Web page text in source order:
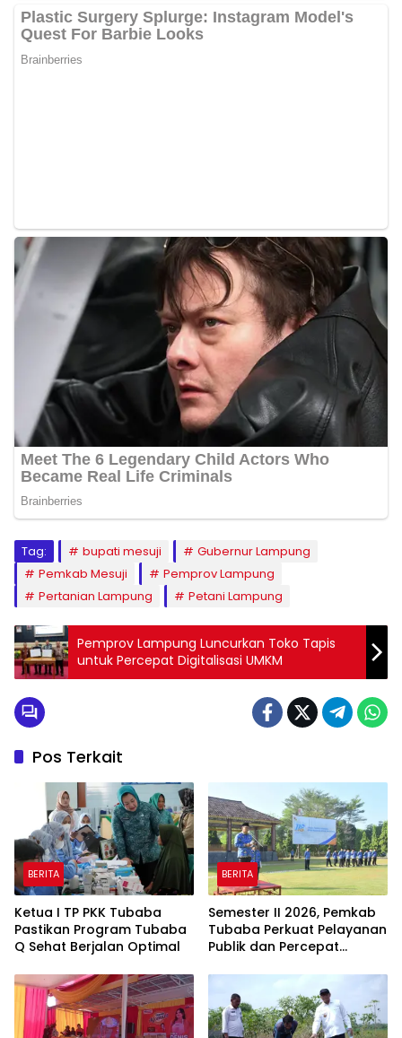
Tag: bupati mesuji
Gubernur Lampung
Pemkab Mesuji
Pemprov Lampung
Pertanian Lampung
Petani Lampung
Pemprov Lampung Luncurkan Toko Tapis
untuk Percepat Digitalisasi UMKM
Pos Terkait
BERITA
Ketua I TP PKK Tubaba
Pastikan Program Tubaba
Q Sehat Berjalan Optimal
BERITA
Semester II 2026, Pemkab
Tubaba Perkuat Pelayanan
Publik dan Percepat